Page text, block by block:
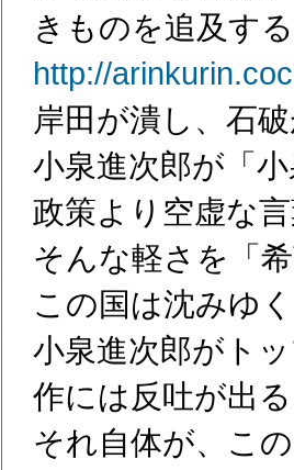
きものを追及す
http://
岸田が潰し、石
小泉進次郎が「
政策より空虚な
そんな軽さを「
この国は沈みゆ
小泉進次郎がト
作には反吐が出
それ自体が、こ